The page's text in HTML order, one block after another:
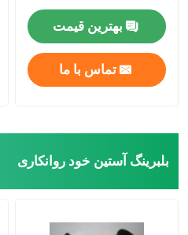
بهترین قیمت
تماس با ما
بلبرینگ آستین خود روانکاری